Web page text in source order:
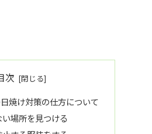
次
焼け対策の仕方について
場所を見つける